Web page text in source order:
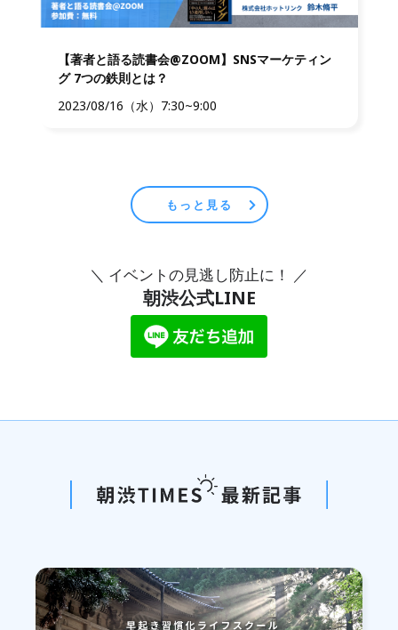
【著者と語る読書会@ZOOM】SNSマーケティン
グ 7つの鉄則とは？
2023/08/16（水）7:30~9:00
もっと見る
＼ イベントの見逃し防止に！ ／
朝渋公式LINE